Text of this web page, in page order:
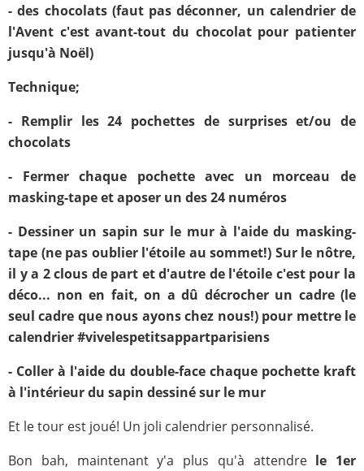
- des chocolats (faut pas déconner, un calendrier de
l'Avent c'est avant-tout du chocolat pour patienter
jusqu'à Noël)
Technique;
- Remplir les 24 pochettes de surprises et/ou de
chocolats
- Fermer chaque pochette avec un morceau de
masking-tape et aposer un des 24 numéros
- Dessiner un sapin sur le mur à l'aide du masking-
tape (ne pas oublier l'étoile au sommet!) Sur le nôtre,
il y a 2 clous de part et d'autre de l'étoile c'est pour la
déco... non en fait, on a dû décrocher un cadre (le
seul cadre que nous ayons chez nous!) pour mettre le
calendrier #vivelespetitsappartparisiens
- Coller à l'aide du double-face chaque pochette kraft
à l'intérieur du sapin dessiné sur le mur
Et le tour est joué! Un joli calendrier personnalisé.
Bon bah, maintenant y'a plus qu'à attendre le 1er